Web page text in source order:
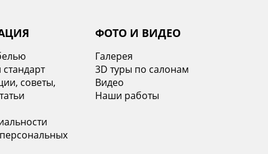
советы,
ФОТО И ВИДЕО
Галерея
3D туры по салонам
Видео
Наши работы